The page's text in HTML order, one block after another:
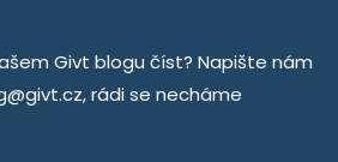
Givt blogu číst? Napište nám
, rádi se necháme